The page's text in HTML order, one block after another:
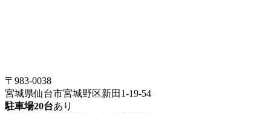
〒983-0038
宮城県仙台市宮城野区新田1-19-54
駐車場20台あり